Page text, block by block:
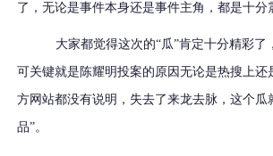
了，无论是事件本身还是事件主角，都是十分
大家都觉得这次的“瓜”肯定十分精彩了
可关键就是陈耀明投案的原因无论是热搜上还
方网站都没有说明，失去了来龙去脉，这个瓜
品”。